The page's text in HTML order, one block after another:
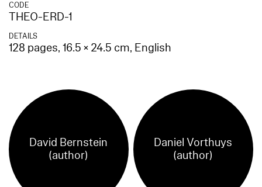
CODE
THEO-ERD-1
DETAILS
128 pages, 16.5 × 24.5 cm, English
David Bernstein
(author)
Daniel Vorthuys
(author)